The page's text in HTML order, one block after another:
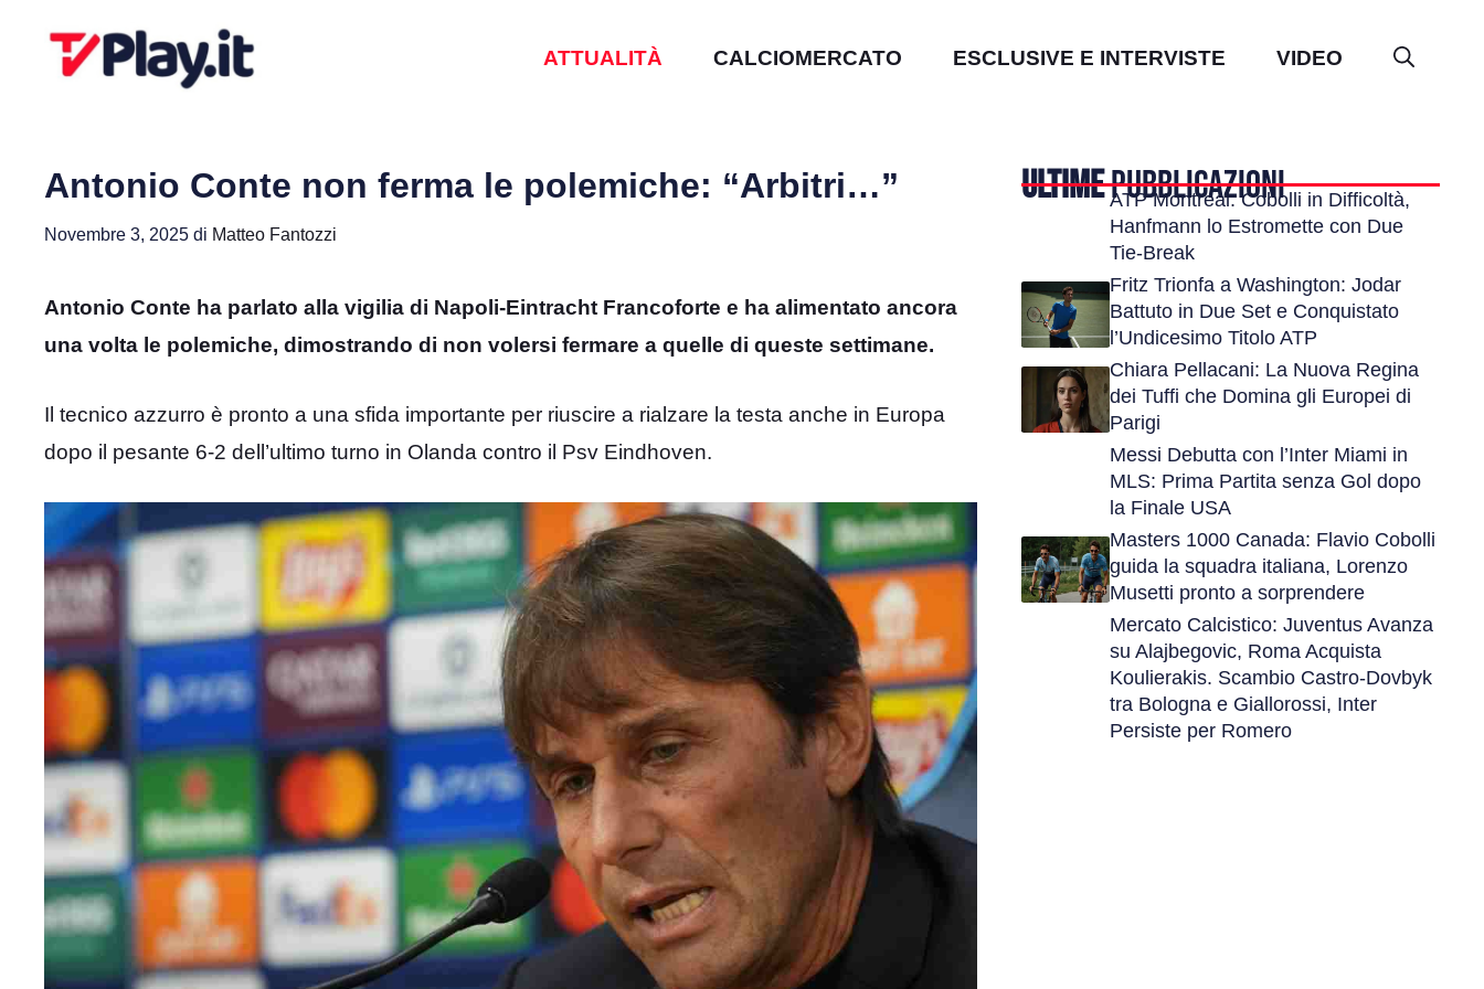
ATTUALITÀ CALCIOMERCATO ESCLUSIVE E INTERVISTE VIDEO
Antonio Conte non ferma le polemiche: “Arbitri…”
Novembre 3, 2025 di Matteo Fantozzi
Antonio Conte ha parlato alla vigilia di Napoli-Eintracht Francoforte e ha alimentato ancora
una volta le polemiche, dimostrando di non volersi fermare a quelle di queste settimane.
Il tecnico azzurro è pronto a una sfida importante per riuscire a rialzare la testa anche in Europa
dopo il pesante 6-2 dell’ultimo turno in Olanda contro il Psv Eindhoven.
ULTIMEPUBBLICAZIONI
ATP Montreal: Cobolli in Difficoltà,
Hanfmann lo Estromette con Due
Tie-Break
Fritz Trionfa a Washington: Jodar
Battuto in Due Set e Conquistato
l’Undicesimo Titolo ATP
Chiara Pellacani: La Nuova Regina
dei Tuffi che Domina gli Europei di
Parigi
Messi Debutta con l’Inter Miami in
MLS: Prima Partita senza Gol dopo
la Finale USA
Masters 1000 Canada: Flavio Cobolli
guida la squadra italiana, Lorenzo
Musetti pronto a sorprendere
Mercato Calcistico: Juventus Avanza
su Alajbegovic, Roma Acquista
Koulierakis. Scambio Castro-Dovbyk
tra Bologna e Giallorossi, Inter
Persiste per Romero